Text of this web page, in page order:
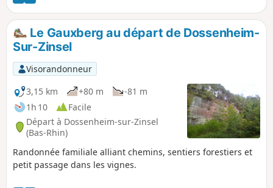
Le Gauxberg au départ de Dossenheim-
Sur-Zinsel
Visorandonneur
3,15 km
+80 m
-81 m
1h 10
Facile
Départ à Dossenheim-sur-Zinsel
(Bas-Rhin)
Randonnée familiale alliant chemins, sentiers forestiers et
petit passage dans les vignes.